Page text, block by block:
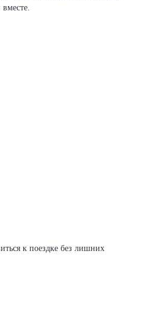
к поездке без лишних